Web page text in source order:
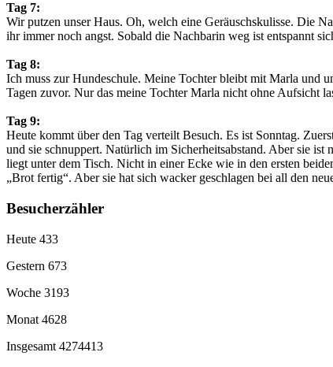
Tag 7:
Wir putzen unser Haus. Oh, welch eine Geräuschskulisse. Die
ihr immer noch angst. Sobald die Nachbarin weg ist entspannt
Tag 8:
Ich muss zur Hundeschule. Meine Tochter bleibt mit Marla und
Tagen zuvor. Nur das meine Tochter Marla nicht ohne Aufsicht
Tag 9:
Heute kommt über den Tag verteilt Besuch. Es ist Sonntag.
und sie schnuppert. Natürlich im Sicherheitsabstand. Aber sie
liegt unter dem Tisch. Nicht in einer Ecke wie in den ersten
„Brot fertig“. Aber sie hat sich wacker geschlagen bei all den
Besucherzähler
Heute 433
Gestern 673
Woche 3193
Monat 4628
Insgesamt 4274413